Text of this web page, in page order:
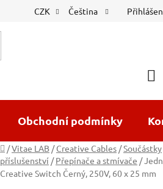
CZK Čeština
Obchodní podmínky
Domů
/Vitae LAB / Creative Cables /Součástky
příslušenství / Přepínače a stmívače /
Creative Switch Černý, 250V, 60 x 25 mm